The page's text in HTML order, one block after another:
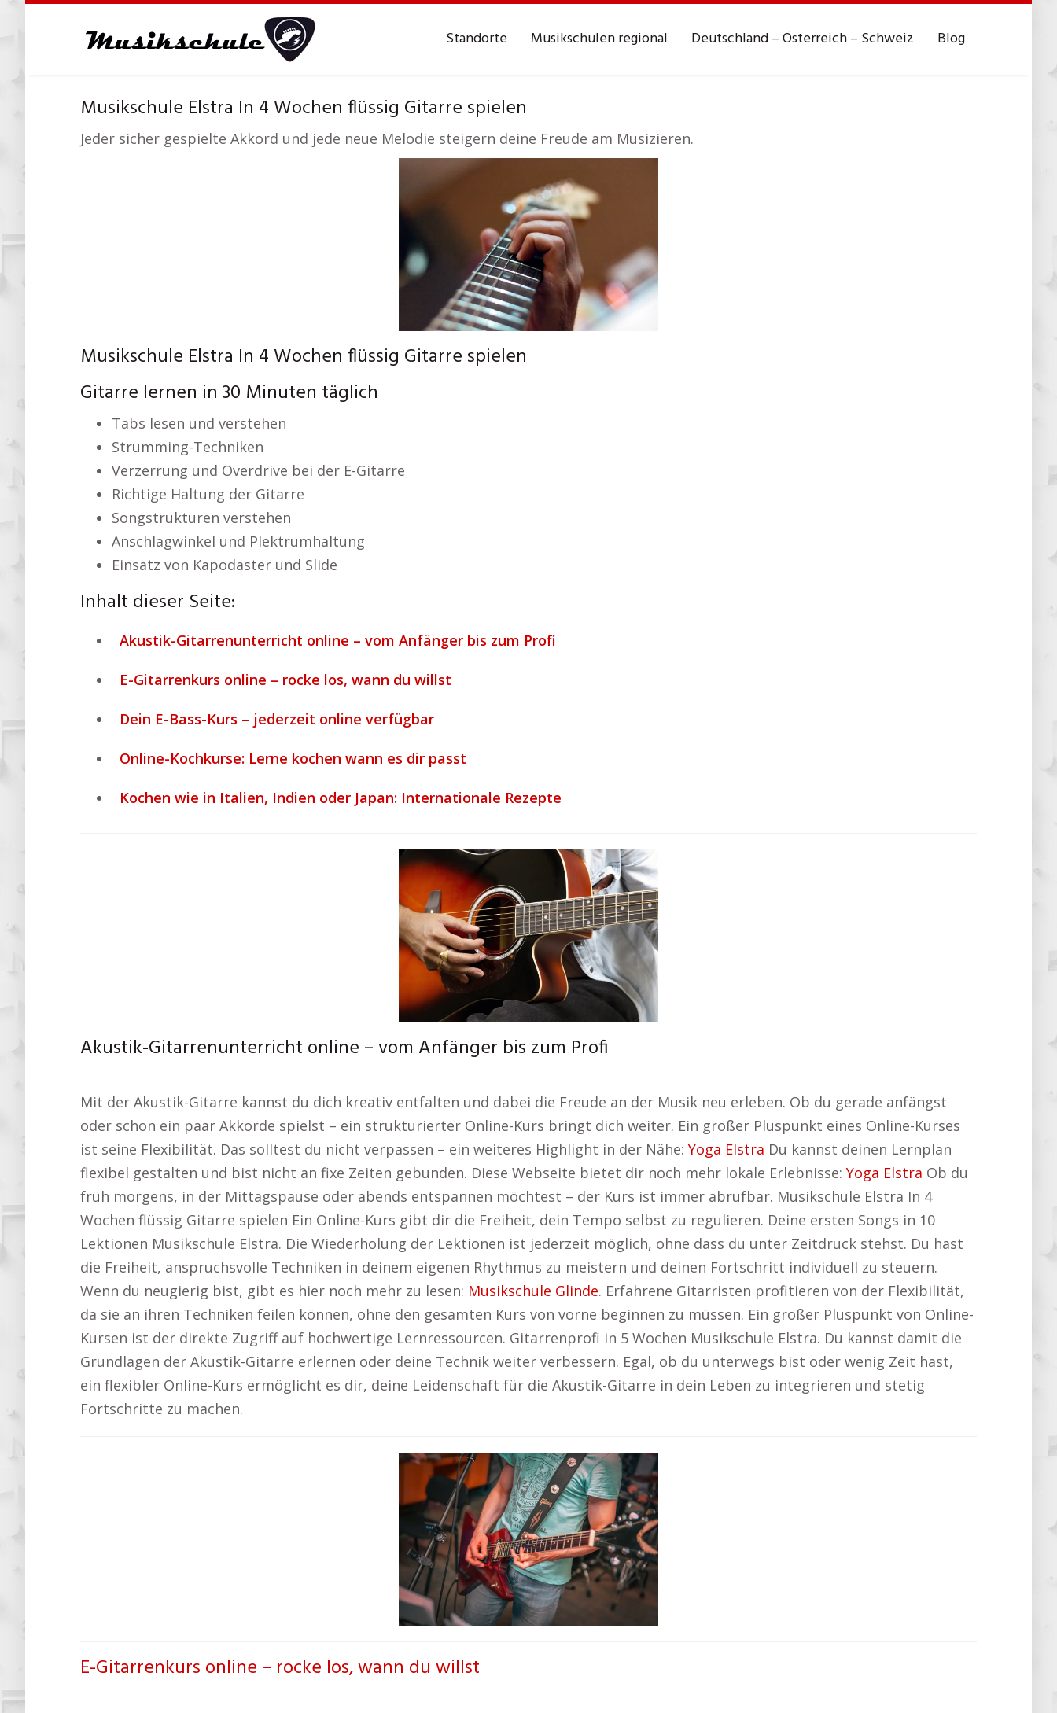
content
Standorte Musikschulen regional Deutschland – Österreich – Schweiz Blog
Musikschule Elstra In 4 Wochen flüssig Gitarre spielen
Jeder sicher gespielte Akkord und jede neue Melodie steigern deine Freude am Musizieren.
Musikschule Elstra In 4 Wochen flüssig Gitarre spielen
Gitarre lernen in 30 Minuten täglich
Tabs lesen und verstehen
Strumming-Techniken
Verzerrung und Overdrive bei der E-Gitarre
Richtige Haltung der Gitarre
Songstrukturen verstehen
Anschlagwinkel und Plektrumhaltung
Einsatz von Kapodaster und Slide
Inhalt dieser Seite:
Akustik-Gitarrenunterricht online – vom Anfänger bis zum Profi
E-Gitarrenkurs online – rocke los, wann du willst
Dein E-Bass-Kurs – jederzeit online verfügbar
Online-Kochkurse: Lerne kochen wann es dir passt
Kochen wie in Italien, Indien oder Japan: Internationale Rezepte
Akustik-Gitarrenunterricht online – vom Anfänger bis zum Profi
Mit der Akustik-Gitarre kannst du dich kreativ entfalten und dabei die Freude an der Musik neu erleben. Ob du gerade anfängst
oder schon ein paar Akkorde spielst – ein strukturierter Online-Kurs bringt dich weiter. Ein großer Pluspunkt eines Online-Kurses
ist seine Flexibilität. Das solltest du nicht verpassen – ein weiteres Highlight in der Nähe: Yoga Elstra Du kannst deinen Lernplan
flexibel gestalten und bist nicht an fixe Zeiten gebunden. Diese Webseite bietet dir noch mehr lokale Erlebnisse: Yoga Elstra Ob du
früh morgens, in der Mittagspause oder abends entspannen möchtest – der Kurs ist immer abrufbar. Musikschule Elstra In 4
Wochen flüssig Gitarre spielen Ein Online-Kurs gibt dir die Freiheit, dein Tempo selbst zu regulieren. Deine ersten Songs in 10
Lektionen Musikschule Elstra. Die Wiederholung der Lektionen ist jederzeit möglich, ohne dass du unter Zeitdruck stehst. Du hast
die Freiheit, anspruchsvolle Techniken in deinem eigenen Rhythmus zu meistern und deinen Fortschritt individuell zu steuern.
Wenn du neugierig bist, gibt es hier noch mehr zu lesen: Musikschule Glinde. Erfahrene Gitarristen profitieren von der Flexibilität,
da sie an ihren Techniken feilen können, ohne den gesamten Kurs von vorne beginnen zu müssen. Ein großer Pluspunkt von Online-
Kursen ist der direkte Zugriff auf hochwertige Lernressourcen. Gitarrenprofi in 5 Wochen Musikschule Elstra. Du kannst damit die
Grundlagen der Akustik-Gitarre erlernen oder deine Technik weiter verbessern. Egal, ob du unterwegs bist oder wenig Zeit hast,
ein flexibler Online-Kurs ermöglicht es dir, deine Leidenschaft für die Akustik-Gitarre in dein Leben zu integrieren und stetig
Fortschritte zu machen.
E-Gitarrenkurs online – rocke los, wann du willst